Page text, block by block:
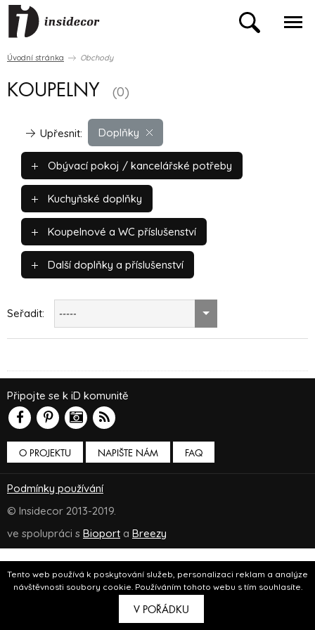
Tento web používá k poskytování služeb, personalizaci reklam a analýze
návštěvnosti soubory cookie. Používáním tohoto webu s tím souhlasíte.
V POŘÁDKU
Úvodní stránka Obchody
KOUPELNY (0)
Doplňky
Upřesnit:
Obývací pokoj / kancelářské potřeby
Kuchyňské doplňky
Koupelnové a WC příslušenství
Další doplňky a příslušenství
Seřadit: -----
O PROJEKTU NAPIŠTE NÁM
Připojte se k iD komunitě
FAQ
Podmínky používání
© Insidecor 2013-2019.
ve spolupráci s Bioport a Breezy